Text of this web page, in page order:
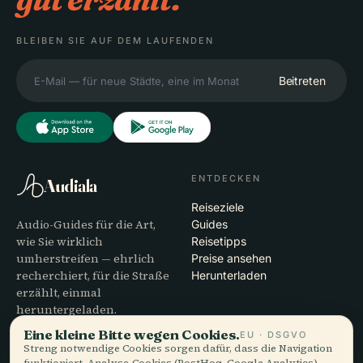
BLEIBEN SIE AUF DEM LAUFENDEN
Beitreten
Audiala
Audio-Guides für die Art,
wie Sie wirklich
umherstreifen — ehrlich
recherchiert, für die Straße
erzählt, einmal
heruntergeladen.
ENTDECKEN
Reiseziele
Guides
Reisetipps
Preise ansehen
Herunterladen
UNTERNEHMEN HILFE
Eine kleine Bitte wegen Cookies.EU · DSGVO
Streng notwendige Cookies sorgen dafür, dass die Navigation